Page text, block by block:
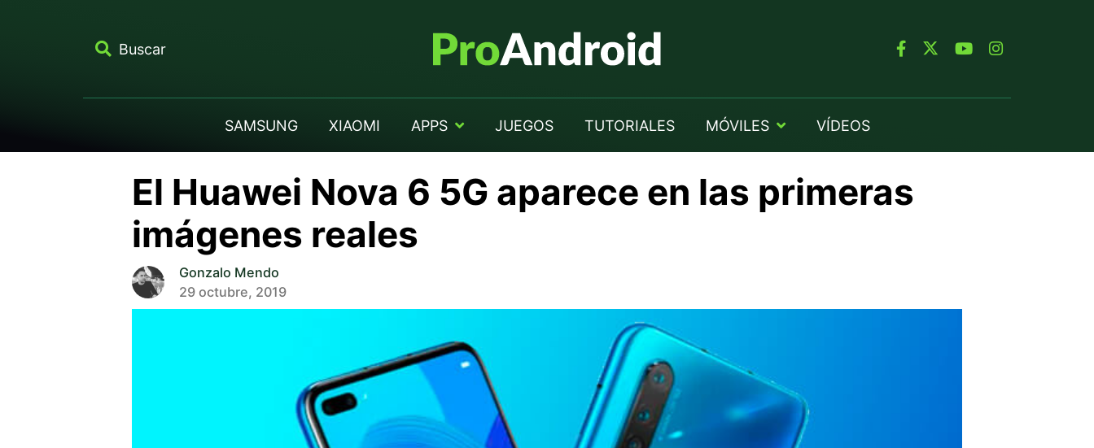
Buscar
SAMSUNG XIAOMI APPS JUEGOS TUTORIALES MÓVILES VÍDEOS
El Huawei Nova 6 5G aparece en las primeras
imágenes reales
Gonzalo Mendo
29 octubre, 2019